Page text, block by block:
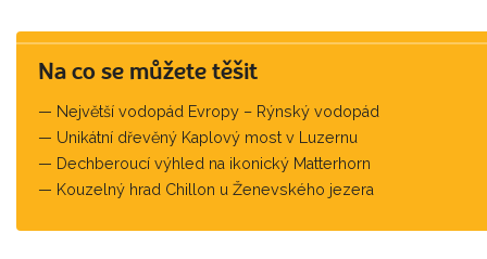
Na co se můžete těšit
Největší vodopád Evropy – Rýnský vodopád
Unikátní dřevěný Kaplový most v Luzernu
Dechberoucí výhled na ikonický Matterhorn
Kouzelný hrad Chillon u Ženevského jezera